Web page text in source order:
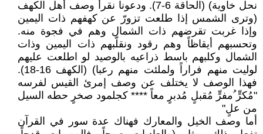
نحل خاوية) (الحاقة 6-7). ودعونا نقرأ وصف أهل الكهف
(وترى الشمس إذا طلعت تزورّ عن كهفهم ذات اليمين
وإذا غربت تقرضهم ذات الشمال وهم في فجوة منه.
وتحسبهم أيقاظاً وهم رقود ونقلّبهم ذات اليمين وذات
الشمال وكلبهم باسط ذراعيه بالوصيد لو اطلعت عليهم
لوليت منهم فراراً ولملئت منهم رعبا) (الكهف 16-18).
فهذا الوصف لا يختلف عن وصف إمرئ القيس لفرسه
"مُكرٍّ ُمفرٍّ مُقبلٍ مُدبرٍ معاً **** كجلمود صخرٍ حطه السيل
من علٍ"
أما وصف الخيل والمعارك فهناك عدة سور في القرآن